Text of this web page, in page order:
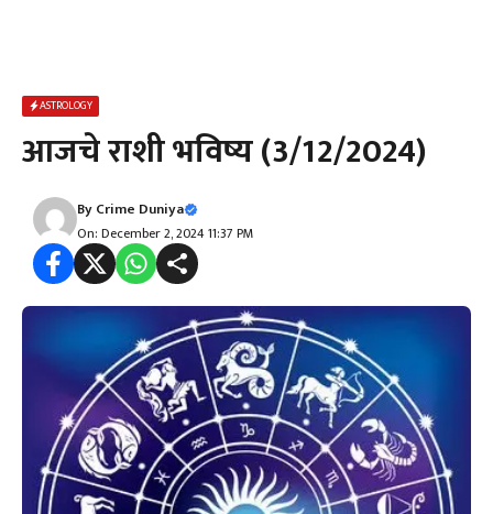
ASTROLOGY
आजचे राशी भविष्य (3/12/2024)
ByCrime Duniya
On: December 2, 2024 11:37 PM